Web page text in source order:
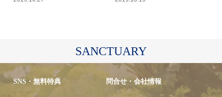
SANCTUARY
SNS・無料特典 問合せ・会社情報